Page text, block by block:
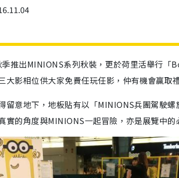
推出MINIONS系列秋裝，更於荷里活舉行「
大影相位供大家免費任玩任影，仲有機會贏取
留意地下，地板貼有以「MINIONS兵團駕駛
實的角度與MINIONS一起冒險，亦是展覽中的